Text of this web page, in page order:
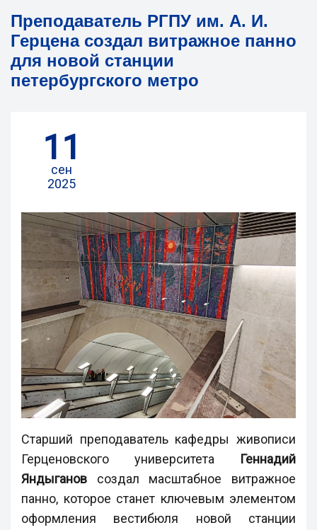
Преподаватель РГПУ им. А. И.
Герцена создал витражное панно
для новой станции
петербургского метро
11
сен
2025
Старший преподаватель кафедры живописи
Герценовского университета Геннадий
Яндыганов создал масштабное витражное
панно, которое станет ключевым элементом
оформления вестибюля новой станции